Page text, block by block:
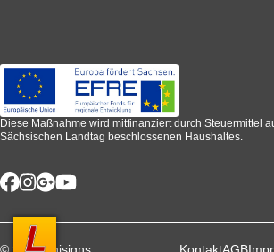
Diese Maßnahme wird mitfinanziert durch Steuermittel
Sächsischen Landtag beschlossenen Haushaltes.